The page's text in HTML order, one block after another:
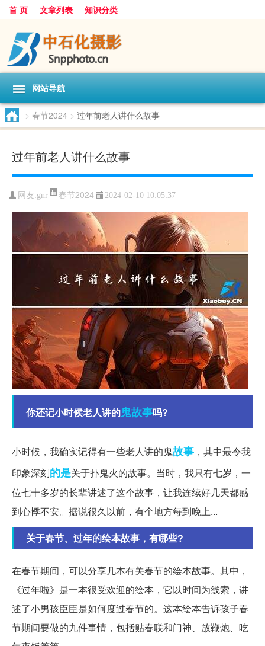
首 页 文章列表 知识分类
网站导航
> 春节2024 > 过年前老人讲什么故事
过年前老人讲什么故事
网友:gnr 春节2024 2024-02-10 10:05:37
你还记小时候老人讲的鬼故事吗?
小时候，我确实记得有一些老人讲的鬼故事 ，其中最令我
印象深刻的是关于扑鬼火的故事。当时，我只有七岁，一
位七十多岁的长辈讲述了这个故事，让我连续好几天都感
到心悸不安。据说很久以前，有个地方每到晚上...
关于春节、过年的绘本故事，有哪些?
在春节期间，可以分享几本有关春节的绘本故事。其中，
《过年啦》是一本很受欢迎的绘本，它以时间为线索，讲
述了小男孩臣臣是如何度过春节的。这本绘本告诉孩子春
节期间要做的九件事情，包括贴春联和门神、放鞭炮、吃